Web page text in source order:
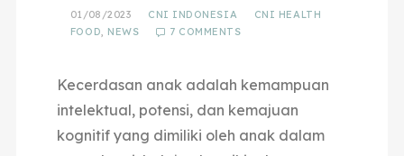
01/08/2023 CNI INDONESIA
CNI HEALTH
FOOD, NEWS 7 COMMENTS
Kecerdasan anak adalah kemampuan
intelektual, potensi, dan kemajuan
kognitif yang dimiliki oleh anak dalam